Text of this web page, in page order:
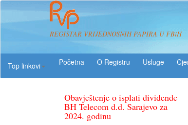
REGISTAR VRIJEDNOSNIH PAPIRA U FBiH
Top linkovi
O Registru Usluge
Obavještenje o isplati dividende
BH Telecom d.d. Sarajevo za
2024. godinu